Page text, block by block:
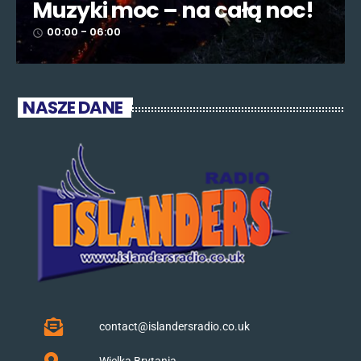
Muzyki moc – na całą noc!
access_time 00:00 - 06:00
NASZE DANE
contact@islandersradio.co.uk